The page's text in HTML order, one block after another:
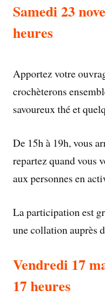
Samedi 23
heures
Apportez votre
crochèterons
savoureux thé et
De 15h à 19h, vous
repartez quand vous
aux personnes en
La participation est
une collation auprès
Vendredi 17
17 heures